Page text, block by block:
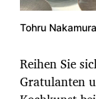
Tohru
Reihen Sie
Gratulanten